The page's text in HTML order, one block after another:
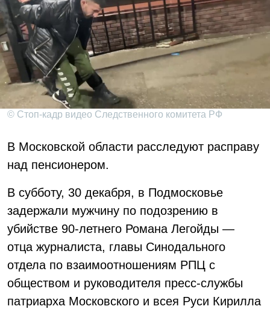
© Стоп-кадр видео Следственного комитета РФ
В Московской области расследуют расправу
над пенсионером.
В субботу, 30 декабря, в Подмосковье
задержали мужчину по подозрению в
убийстве 90-летнего Романа Легойды —
отца журналиста, главы Синодального
отдела по взаимоотношениям РПЦ с
обществом и руководителя пресс-службы
патриарха Московского и всея Руси Кирилла